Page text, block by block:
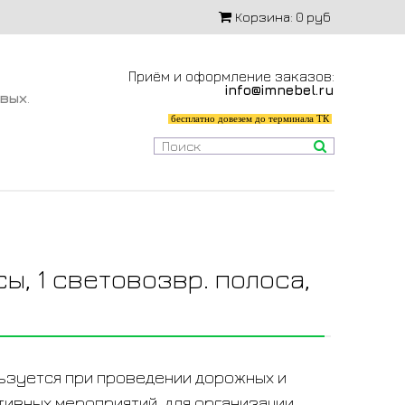
Корзина: 0 руб
Приём и оформление заказов:
info@imnebel.ru
бесплатно довезем до терминала ТК
1 световозвр. полоса,
при проведении дорожных и